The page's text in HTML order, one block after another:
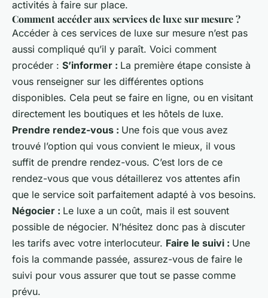
activités à faire sur place.
Comment accéder aux services de luxe sur mesure ?
Accéder à ces services de luxe sur mesure n’est pas
aussi compliqué qu’il y paraît. Voici comment
procéder : S’informer : La première étape consiste à
vous renseigner sur les différentes options
disponibles. Cela peut se faire en ligne, ou en visitant
directement les boutiques et les hôtels de luxe.
Prendre rendez-vous : Une fois que vous avez
trouvé l’option qui vous convient le mieux, il vous
suffit de prendre rendez-vous. C’est lors de ce
rendez-vous que vous détaillerez vos attentes afin
que le service soit parfaitement adapté à vos besoins.
Négocier : Le luxe a un coût, mais il est souvent
possible de négocier. N’hésitez donc pas à discuter
les tarifs avec votre interlocuteur. Faire le suivi : Une
fois la commande passée, assurez-vous de faire le
suivi pour vous assurer que tout se passe comme
prévu.